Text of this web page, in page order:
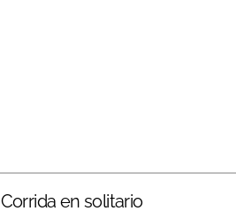
Corrida en solitario